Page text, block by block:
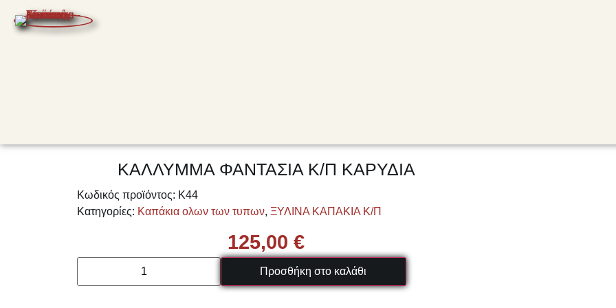
ΚΑΛΛΥΜΜΑ ΦΑΝΤΑΣΙΑ Κ/Π ΚΑΡΥΔΙΑ
Κωδικός προϊόντος: K44
Κατηγορίες: Καπάκια ολων των τυπων, ΞΥΛΙΝΑ ΚΑΠΑΚΙΑ Κ/Π
125,00 €
Προσθήκη στο καλάθι